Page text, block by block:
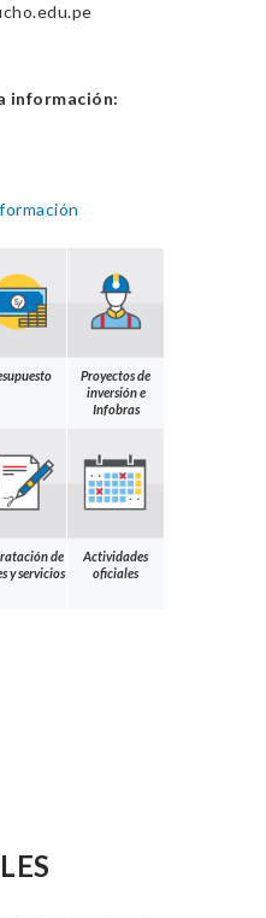
información:
Proyectos de
inversión e
Infobras
de
y servicios
Actividades
oficiales